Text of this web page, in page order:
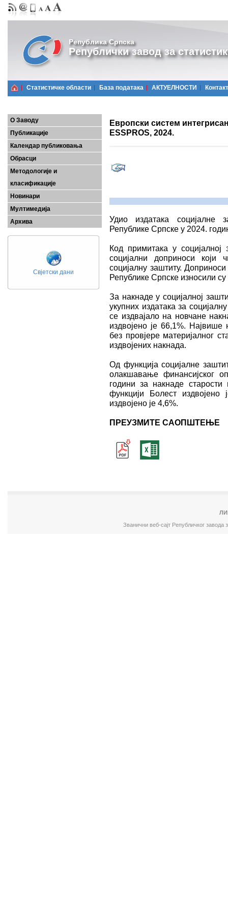
Република Српска
Републички завод за
Статистичке области Базa података АКТУЕЛНОСТИ Контакт
О Заводу
Публикације
Календар публиковања
Обрасци
Методологије и
класификације
Новинари
Мултимедија
Архива
Свјетски дани
Европски систем
ESSPROS, 2024.
Удио издатака социјалне
Републике Српске у 2024.
Код примитакa у
социјални доприноси
социјалну заштиту.
Републике Српске износили
За накнаде у социјалној
укупних издатака за
се издвајало на новчане
издвојено је 66,1%.
без провјере материјалног
издвојених накнада.
Од функција социјалне
олакшавање финансијског
години за накнаде
функцији Болест
издвојено је 4,6%.
ПРЕУЗМИТЕ САОПШТЕЊЕ
Званични веб-сајт Републичког